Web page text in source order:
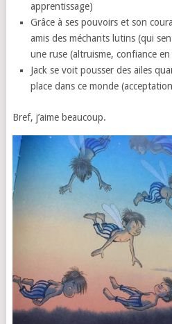
apprentissage)
Grâce à ses pouvoirs et son
amis des méchants lutins (qui
une ruse (altruisme, confiance en
Jack se voit pousser des ailes
place dans ce monde
Bref, j’aime beaucoup.